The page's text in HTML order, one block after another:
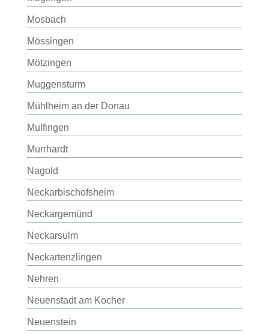
Mosbach
Mössingen
Mötzingen
Muggensturm
Mühlheim an der Donau
Mulfingen
Murrhardt
Nagold
Neckarbischofsheim
Neckargemünd
Neckarsulm
Neckartenzlingen
Nehren
Neuenstadt am Kocher
Neuenstein